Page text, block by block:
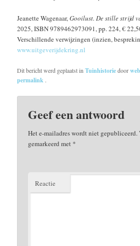
Jeanette Wagenaar,Gooilust. De stille strijd
2025, ISBN 9789462973091, pp. 224, €
Verschillende verwijzingen (inzien,
www.uitgeverijdekring.nl
Dit bericht werd geplaatst inTuinhistoriedoor
permalink .
Geef een antwoord
Het e-mailadres wordt niet gepubliceerd.
gemarkeerd met *
Reactie